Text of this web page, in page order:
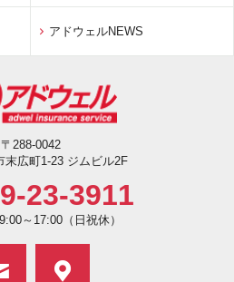
アドウェルNEWS
〒288-0042
末広町1-23 ジムビル2F
23-3911
～17:00（日祝休）